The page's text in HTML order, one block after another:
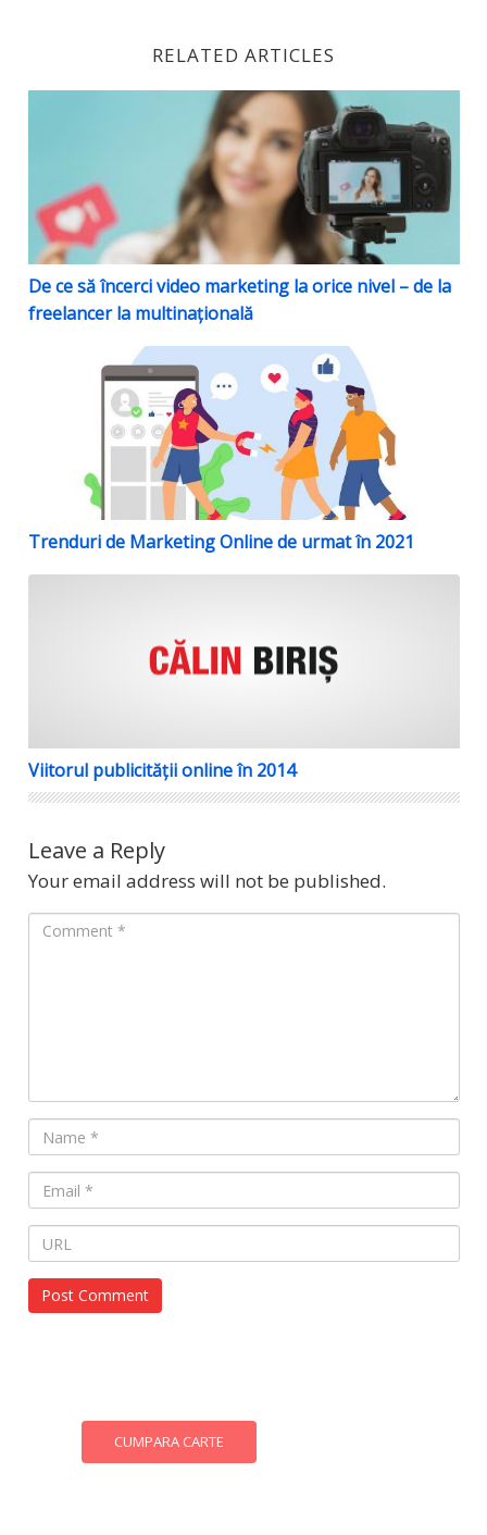
RELATED ARTICLES
De ce să încerci video marketing la orice nivel – de
De ce să încerci video marketing la orice nivel – de la
freelancer la multinațională
Trenduri de Marketing Online de urmat în 2021
Trenduri de Marketing Online de urmat în 2021
Viitorul publicității online în 2014
Leave a Reply
Your email address will not be published.
CUMPARA CARTE